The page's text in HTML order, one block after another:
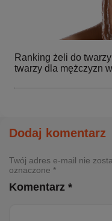
Ranking żeli do
twarzy dla mężczyzn
Dodaj komentarz
Twój adres e-mail nie
oznaczone *
Komentarz *